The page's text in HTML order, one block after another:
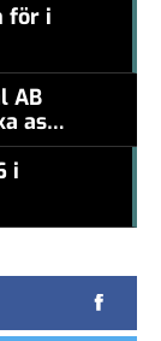
för i
AB
as
i